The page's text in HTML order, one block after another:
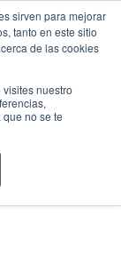
sirven para mejorar
tanto en este sitio
de las cookies
nuestro
no se te
4X4